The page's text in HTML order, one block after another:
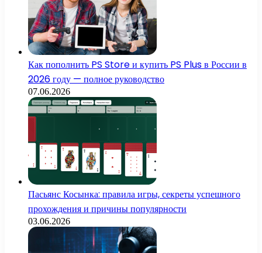
Как пополнить PS Store и купить PS Plus в России в
2026 году — полное руководство
07.06.2026
Пасьянс Косынка: правила игры, секреты успешного
прохождения и причины популярности
03.06.2026